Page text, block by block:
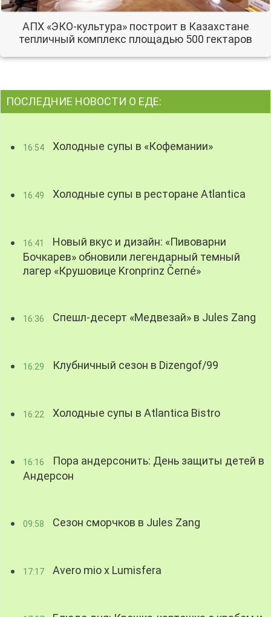
АПХ «ЭКО-культура» построит в Казахстане
тепличный комплекс площадью 500 гектаров
ПОСЛЕДНИЕ НОВОСТИ О ЕДЕ:
16:54 Холодные супы в «Кофемании»
16:49 Холодные супы в ресторане Atlantica
16:41
Новый вкус и дизайн: «Пивоварни
Бочкарев» обновили легендарный темный
лагер «Крушовице Kronprinz Černé»
16:36 Спешл-десерт «Медвезай» в Jules Zang
16:29 Клубничный сезон в Dizengof/99
16:22 Холодные супы в Atlantica Bistro
16:16
Пора андерсонить: День защиты детей в
Андерсон
09:58 Сезон сморчков в Jules Zang
17:17 Avero mio x Lumisfera